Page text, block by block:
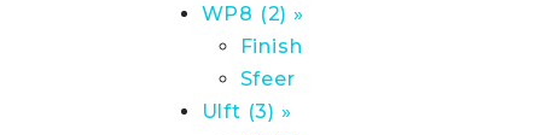
WP8 (2) »
Finish
Sfeer
Ulft (3) »